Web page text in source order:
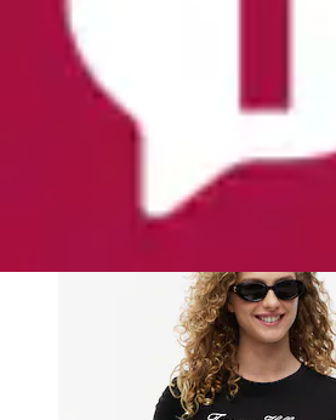
T-Shirt »NOS SCRIPT
SLEEVE« mit Rundhals und
Tommy Hilfiger
Ursprünglicher Preis
UVP
29,99 €